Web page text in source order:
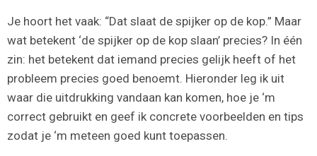
Je hoort het vaak: “Dat slaat de spijker op de kop.” Maar
wat betekent ‘de spijker op de kop slaan’ precies? In één
zin: het betekent dat iemand precies gelijk heeft of het
probleem precies goed benoemt. Hieronder leg ik uit
waar die uitdrukking vandaan kan komen, hoe je ‘m
correct gebruikt en geef ik concrete voorbeelden en tips
zodat je ‘m meteen goed kunt toepassen.